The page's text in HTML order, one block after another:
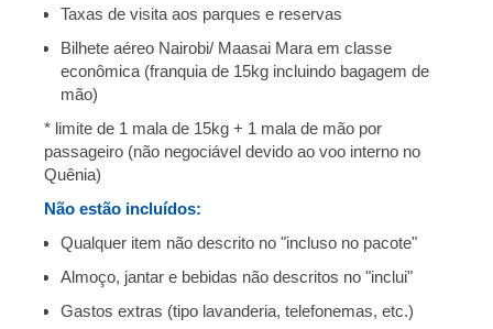
Taxas de visita aos parques e reservas
Bilhete aéreo Nairobi/ Maasai Mara em classe
econômica (franquia de 15kg incluindo bagagem de
mão)
* limite de 1 mala de 15kg + 1 mala de mão por
passageiro (não negociável devido ao voo interno no
Quênia)
Não estão incluídos:
Qualquer item não descrito no "incluso no pacote"
Almoço, jantar e bebidas não descritos no "inclui"
Gastos extras (tipo lavanderia, telefonemas, etc.)